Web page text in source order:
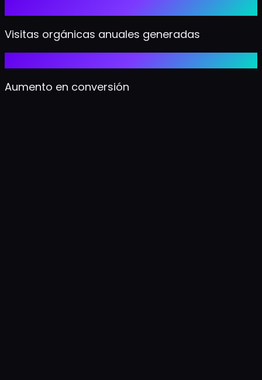
Visitas orgánicas anuales generadas
Aumento en conversión